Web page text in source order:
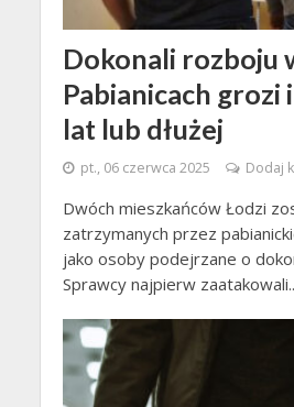
Dokonali rozboju
Pabianicach grozi
lat lub dłużej
pt., 06 czerwca 2025 Dodaj
Dwóch mieszkańców Łodzi
zatrzymanych przez
jako osoby podejrzane o
Sprawcy najpierw